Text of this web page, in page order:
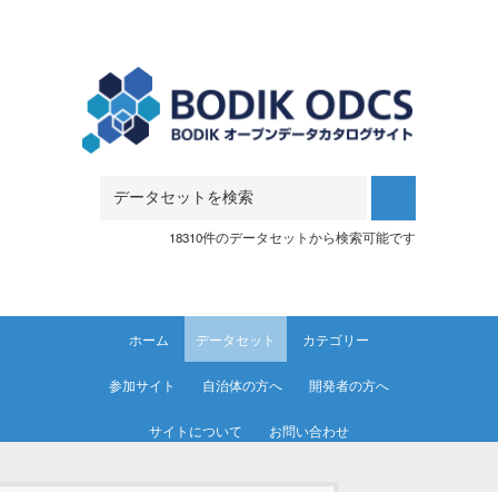
18310件のデータセットから検索可能です
ホーム データセット カテゴリー
参加サイト 自治体の方へ 開発者の方へ
サイトについて お問い合わせ